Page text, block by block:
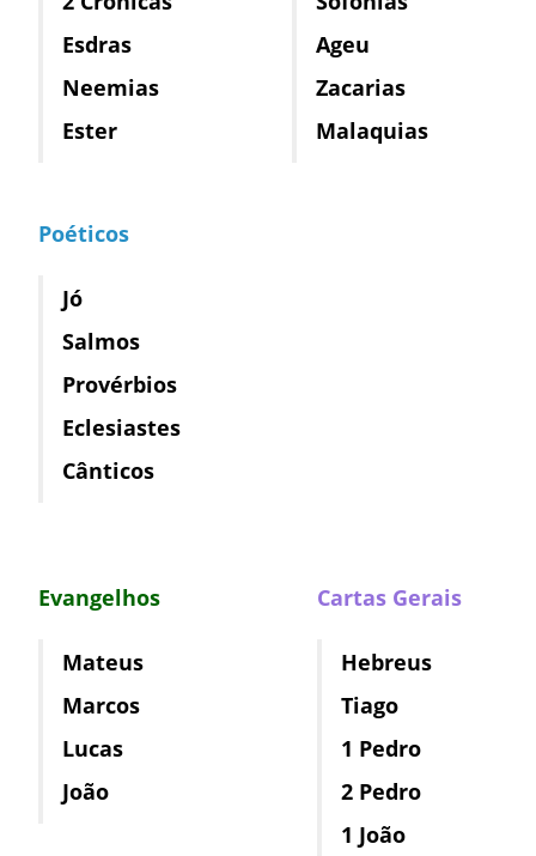
Esdras
Neemias
Ester
Poéticos
Jó
Salmos
Provérbios
Eclesiastes
Cânticos
Ageu
Zacarias
Malaquias
Evangelhos
Mateus
Marcos
Lucas
João
Cartas Gerais
Hebreus
Tiago
1 Pedro
2 Pedro
1 João